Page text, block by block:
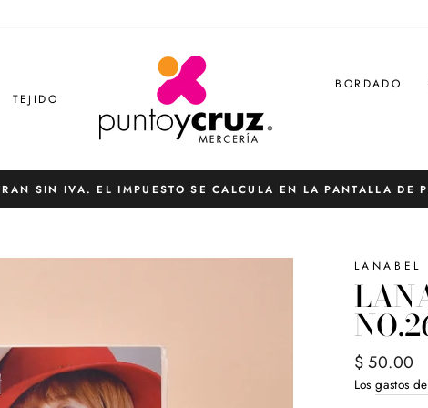
TEJIDO
BORDADO
diapositivas
SIN IVA. EL IMPUESTO SE CALCULA EN LA PANTALLA DE
LANABEL
Precio
habitual
$ 50.00
Losgastos